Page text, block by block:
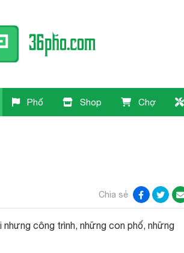
Phố Shop Chợ
Chia sẻ
công trình, những con phố, những